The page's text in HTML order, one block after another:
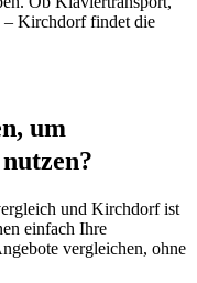
– Kirchdorf findet die
um
und Kirchdorf ist
einfach Ihre
vergleichen, ohne